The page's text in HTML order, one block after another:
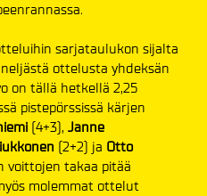
sarjataulukon sijalta
ottelusta yhdeksän
on tällä hetkellä 2,25
pistepörssissä kärjen
(4+3), Janne
(2+2) ja Otto
voittojen takaa pitää
molemmat ottelut